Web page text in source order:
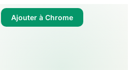
Ajouter à Chrome